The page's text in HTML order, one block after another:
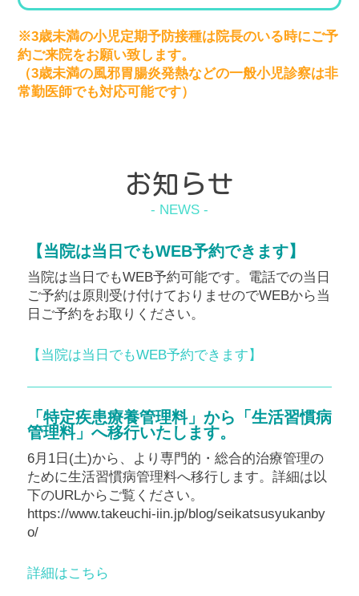
大田区の当院でも「子どものお腹や脇に、つ
やつやした小さなブツブツができた...
【2026年夏】お盆・お墓参り・キャン
プで急増「ハチ刺され」｜アナフィラ
キシーのサインと備え（エピペン・ネ
皆さま、こんにちは。竹内内科小児科医院 院
盆の帰省やお墓参り、キャンプ・バーベキュ
ーなど、屋外で過ごす機会が増える季節とな
りました。この時期、当院でも「草...
※3歳未満の小児定期予防接種は院長のいる時にご予
約ご来院をお願い致します。
（3歳未満の風邪胃腸炎発熱などの一般小児診察は非
常勤医師でも対応可能です）
お知らせ
【当院は当日でもWEB予約できます】
当院は当日でもWEB予約可能です。電話での当日
ご予約は原則受け付けておりませのでWEBから当
日ご予約をお取りください。
【当院は当日でもWEB予約できます】
「特定疾患療養管理料」から「生活習慣病
管理料」へ移行いたします。
6月1日(土)から、より専門的・総合的治療管理の
ために生活習慣病管理料へ移行します。詳細は以
下のURLからご覧ください。
https://www.takeuchi-iin.jp/blog/seikatsusyukanby
o/
詳細はこちら